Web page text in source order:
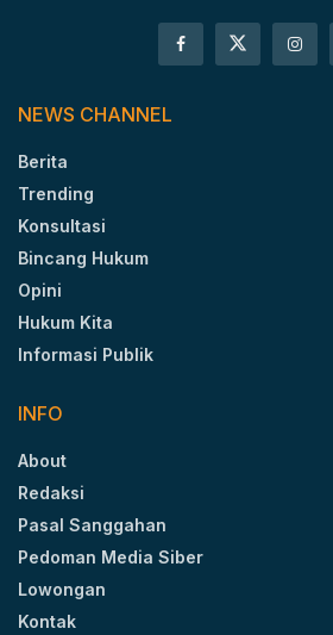
NEWS CHANNEL
Berita
Trending
Konsultasi
Bincang Hukum
Opini
Hukum Kita
Informasi Publik
INFO
About
Redaksi
Pasal Sanggahan
Pedoman Media Siber
Lowongan
Kontak